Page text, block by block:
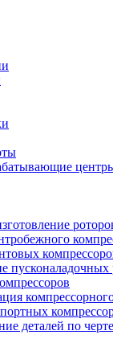
пусконаладочных
деталей по